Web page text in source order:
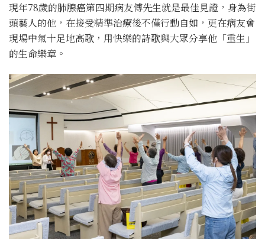
現年78歲的肺腺癌第四期病友傅先生就是最佳見證，身為街
頭藝人的他，在接受精準治療後不僅行動自如，更在病友會
現場中氣十足地高歌，用快樂的詩歌與大眾分享他「重生」
的生命樂章。